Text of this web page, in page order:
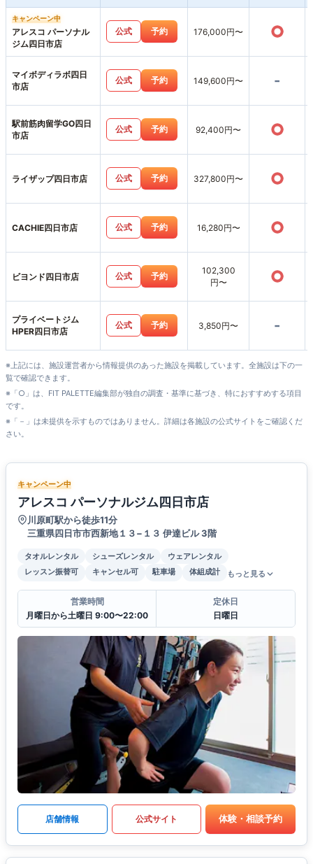
キャンペーン中
アレスコ パーソナル
ジム四日市店
公式 予約 176,000円〜 ○
マイボディラボ四日
市店
公式 予約 149,600円〜 -
駅前筋肉留学GO四日
市店
公式 予約 92,400円〜 ○
ライザップ四日市店 公式 予約 327,800円〜 ○
CACHIE四日市店 公式 予約 16,280円〜 ○
ビヨンド四日市店 公式 予約
102,300
円〜
○
プライベートジム
HPER四日市店
公式 予約 3,850円〜 -
※上記には、施設運営者から情報提供のあった施設を掲載しています。全施設は下の一
覧で確認できます。
※「○」は、FIT PALETTE編集部が独自の調査・基準に基づき、特におすすめする項目
です。
※「－」は未提供を示すものではありません。詳細は各施設の公式サイトをご確認くだ
さい。
キャンペーン中
アレスコ パーソナルジム四日市店
川原町駅から徒歩11分
三重県四日市市西新地１３−１３ 伊達ビル 3階
タオルレンタル シューズレンタル
ウェアレンタル
レッスン振替可
キャンセル可 駐車場 体組成計 もっと見る
営業時間
月曜日から土曜日 9:00〜22:00
定休日
日曜日
店舗情報 公式サイト 体験・相談予約